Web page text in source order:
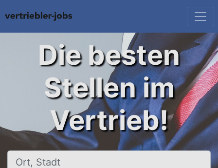
Die besten
Stellen im
Vertrieb!
Ort, Stadt